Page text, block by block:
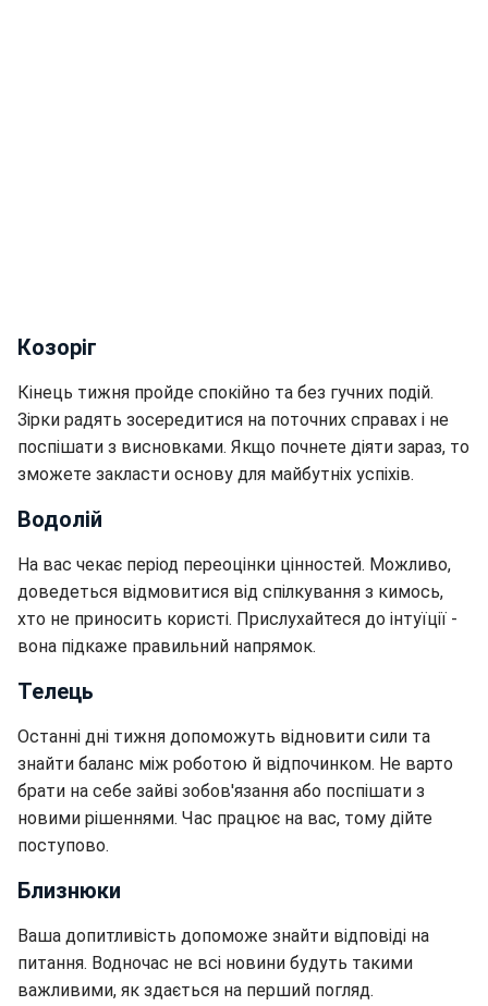
Козоріг
Кінець тижня пройде спокійно та без гучних подій.
Зірки радять зосередитися на поточних справах і не
поспішати з висновками. Якщо почнете діяти зараз, то
зможете закласти основу для майбутніх успіхів.
Водолій
На вас чекає період переоцінки цінностей. Можливо,
доведеться відмовитися від спілкування з кимось,
хто не приносить користі. Прислухайтеся до інтуїції -
вона підкаже правильний напрямок.
Телець
Останні дні тижня допоможуть відновити сили та
знайти баланс між роботою й відпочинком. Не варто
брати на себе зайві зобов'язання або поспішати з
новими рішеннями. Час працює на вас, тому дійте
поступово.
Близнюки
Ваша допитливість допоможе знайти відповіді на
питання. Водночас не всі новини будуть такими
важливими, як здається на перший погляд.